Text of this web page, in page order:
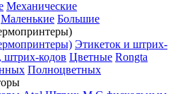
Механические
Маленькие Большие
Этикеток и штрих-
штрих-кодов Цветные Rongta
Полноцветных